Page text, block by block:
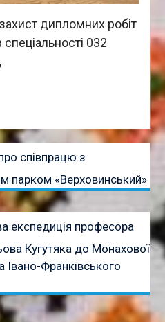
дипломних робіт
спеціальності 032
співпрацю з
парком «Верховинський»
експедиція професора
Кугутяка до Монахової
Івано-Франківського